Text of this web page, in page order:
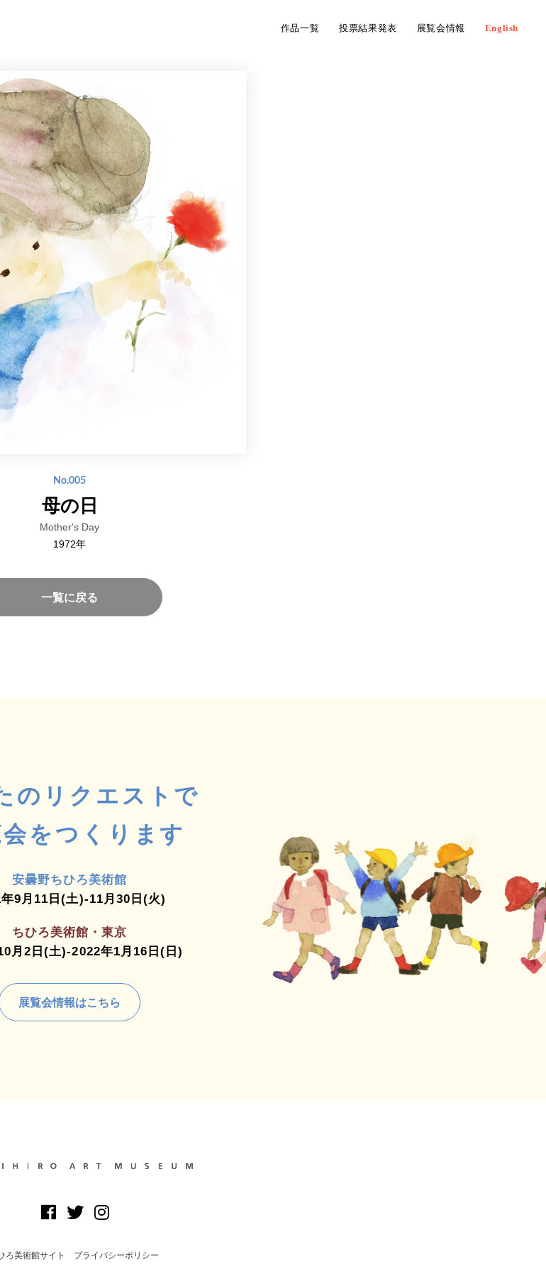
作品一覧 投票結果発表 展覧会情報 English
No.005
母の日
Mother's Day
1972年
一覧に戻る
のリクエストで
会をつくります
安曇野ちひろ美術館
9月11日(土)-11月30日(火)
ちひろ美術館・東京
月2日(土)-2022年1月16日(日)
展覧会情報はこちら
ろ美術館サイト プライバシーポリシー